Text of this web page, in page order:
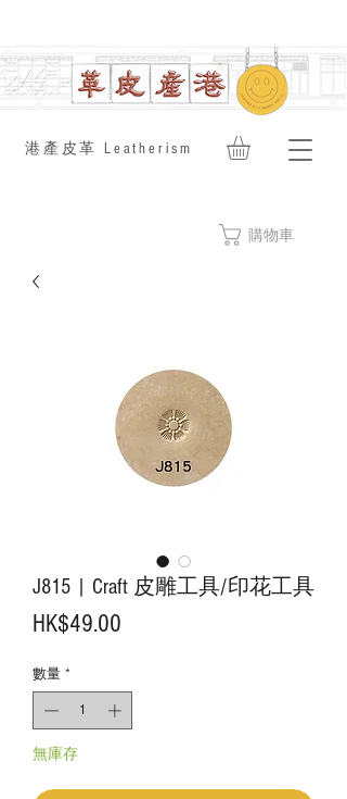
​港產皮革 Leatherism
購物車
J815 | Craft 皮雕工具/印花工具
HK$49.00
數量 *
無庫存